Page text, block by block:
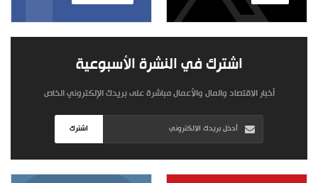
اشترك في النشرة الأسبوعية
أخبار الاقتصاد والمال والأعمال مباشرة على بريدك الإلكتروني الخاص
اشترك